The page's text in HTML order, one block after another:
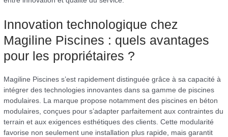
Innovation technologique chez
Magiline Piscines : quels avantages
pour les propriétaires ?
Magiline Piscines s’est rapidement distinguée grâce à sa capacité à
intégrer des technologies innovantes dans sa gamme de piscines
modulaires. La marque propose notamment des piscines en béton
modulaires, conçues pour s’adapter parfaitement aux contraintes du
terrain et aux exigences esthétiques des clients. Cette modularité
favorise non seulement une installation plus rapide, mais garantit